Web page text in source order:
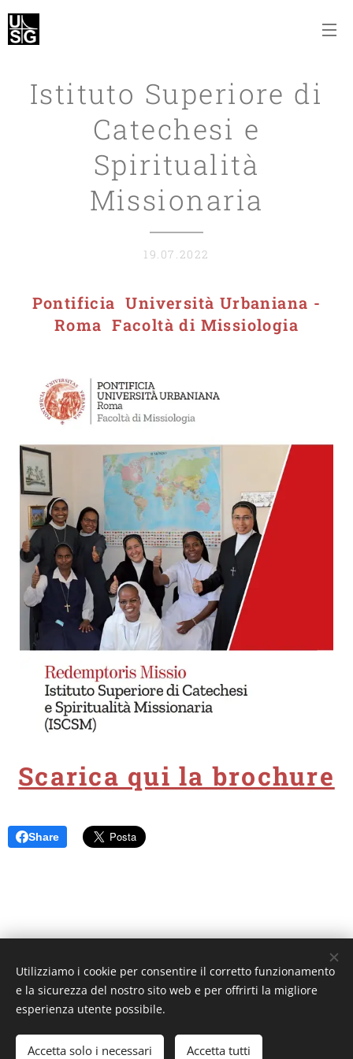
Istituto Superiore di
Catechesi e
Spiritualità
Missionaria
19.07.2022
Pontificia Università Urbaniana -
Roma Facoltà di Missiologia
Scarica qui la brochure
Share
Unione Superiori Generali - Via dei Penitenzieri 19 -00193 ROMA
Cookies
Lingue
Utilizziamo i cookie per consentire il corretto funzionamento
e la sicurezza del nostro sito web e per offrirti la migliore
esperienza utente possibile.
Accetta solo i necessari Accetta tutti